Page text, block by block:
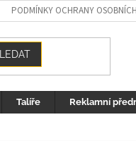
PODMÍNKY OCHRANY OSOBNÍCH
Talíře Reklamní